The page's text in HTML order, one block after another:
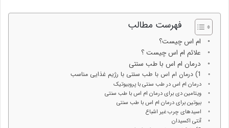
فهرست مطالب
ام اس چیست؟
علائم ام اس چیست ؟
درمان ام اس با طب سنتی
1) درمان ام اس با طب سنتی با رژیم غذایی مناسب
درمان ام اس در طب سنتی با پروبیوتیک
ویتامین دی برای درمان ام اس با طب سنتی
بیوتین برای درمان ام اس با طب سنتی
اسیدهای چرب غیر اشباع
آنتی اکسیدان